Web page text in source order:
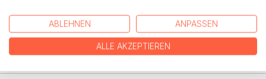
M.Dv.Nr. 390, L.Dv.g. 11 "Die Wehrmachtschlüssel" aus
dem Jahr 1940. Diese beschreibt die Arten der
Schlüsselverfahren, sowie die Benennung, Anwendung und
Verteilung der Wehrmachtschlüssel.
ABLEHNEN ANPASSEN
ALLE AKZEPTIEREN